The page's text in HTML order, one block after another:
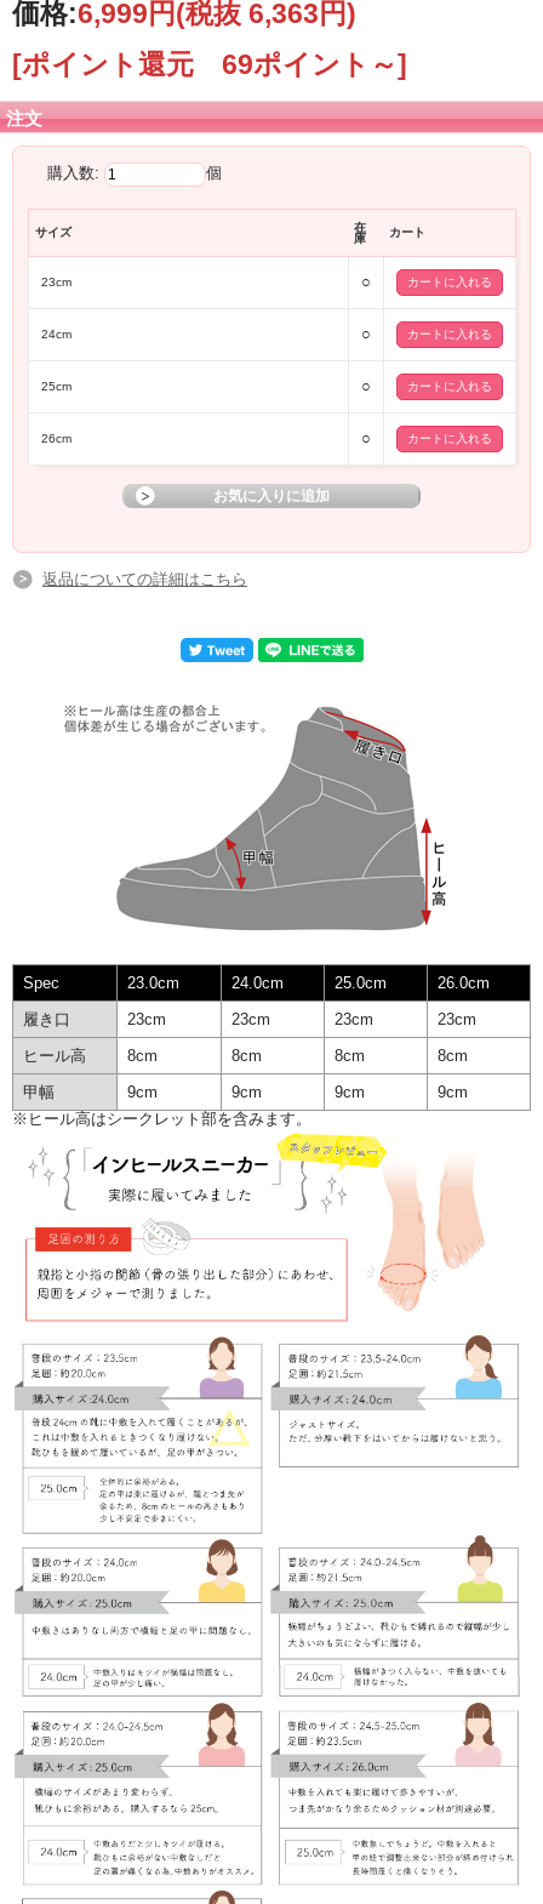
価格:6,999円(税抜 6,363円)
[ポイント還元 69ポイント～]
注文
購入数: 個
サイズ
在
庫
カート
23cm ○
24cm ○
25cm ○
26cm ○
返品についての詳細はこちら
Spec 23.0cm 24.0cm 25.0cm
26.0cm
履き口
23cm 23cm 23cm
23cm
ヒール高
8cm 8cm 8cm
8cm
甲幅
9cm 9cm 9cm
9cm
※ヒール高はシークレット部を含みます。